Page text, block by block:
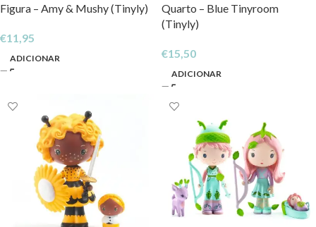
Figura – Amy & Mushy (Tinyly)
€11,95
ADICIONAR
Quarto – Blue Tinyroom
(Tinyly)
€15,50
ADICIONAR